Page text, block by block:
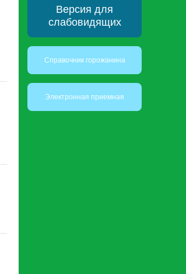
Версия для
слабовидящих
Справочник горожанина
Электронная приемная